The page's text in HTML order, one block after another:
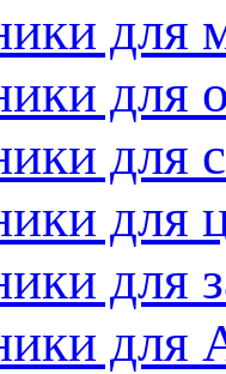
для
для
для
для
для
для